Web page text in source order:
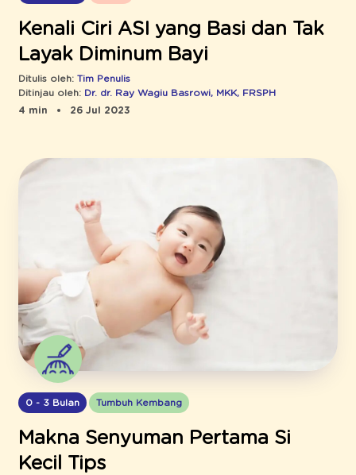
Kenali Ciri ASI yang Basi dan Tak
Layak Diminum Bayi
Ditulis oleh: Tim Penulis
Ditinjau oleh: Dr. dr. Ray Wagiu Basrowi, MKK, FRSPH
4 min
26 Jul 2023
0 - 3 Bulan Tumbuh Kembang
Makna Senyuman Pertama Si
Kecil Tips